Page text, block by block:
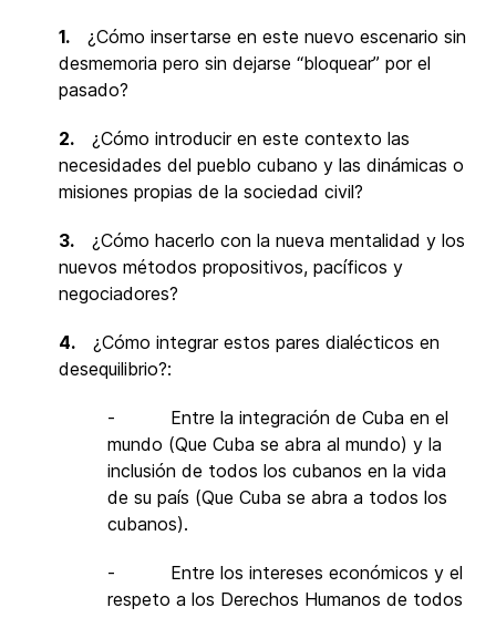
1.¿Cómo insertarse en este nuevo escenario sin
desmemoria pero sin dejarse “bloquear” por el
pasado?
2.¿Cómo introducir en este contexto las
necesidades del pueblo cubano y las dinámicas o
misiones propias de la sociedad civil?
3.¿Cómo hacerlo con la nueva mentalidad y los
nuevos métodos propositivos, pacíficos y
negociadores?
4.¿Cómo integrar estos pares dialécticos en
desequilibrio?:
- Entre la integración de Cuba en el
mundo (Que Cuba se abra al mundo) y la
inclusión de todos los cubanos en la vida
de su país (Que Cuba se abra a todos los
cubanos).
- Entre los intereses económicos y el
respeto a los Derechos Humanos de todos